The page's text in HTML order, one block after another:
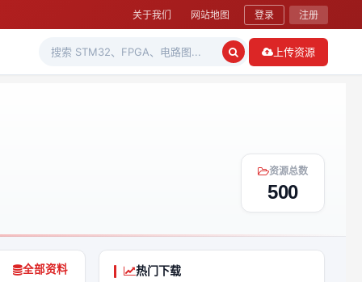
关于我们 网站地图 登录 注册
上传资源
资源总数
500
全部资料 热门下载